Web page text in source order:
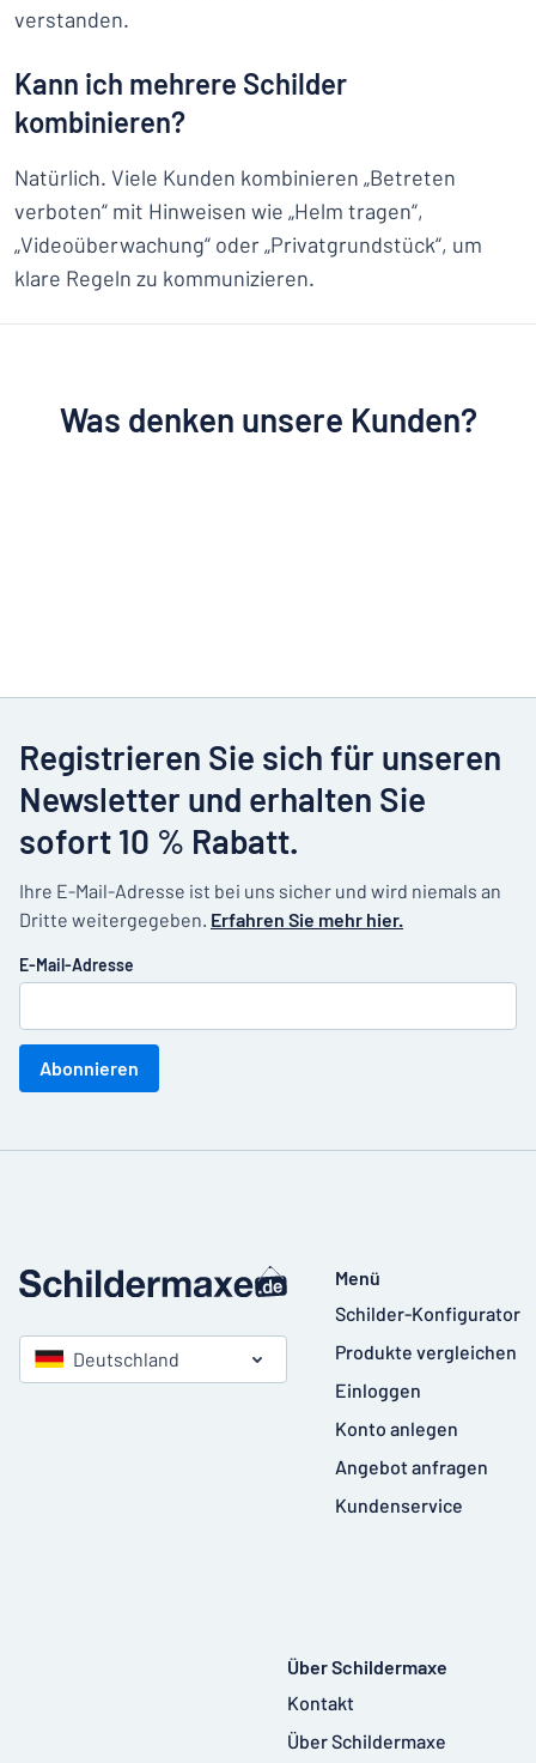
verstanden.
Kann ich mehrere Schilder
kombinieren?
Natürlich. Viele Kunden kombinieren „Betreten
verboten“ mit Hinweisen wie „Helm tragen“,
„Videoüberwachung“ oder „Privatgrundstück“, um
klare Regeln zu kommunizieren.
Was denken unsere Kunden?
Registrieren Sie sich für unseren
Newsletter und erhalten Sie
sofort 10 % Rabatt.
Ihre E-Mail-Adresse ist bei uns sicher und wird niemals an
Dritte weitergegeben. Erfahren Sie mehr hier.
E-Mail-Adresse
Abonnieren
Deutschland
Menü
Schilder-Konfigurator
Produkte vergleichen
Einloggen
Konto anlegen
Angebot anfragen
Kundenservice
Über Schildermaxe
Kontakt
Über Schildermaxe